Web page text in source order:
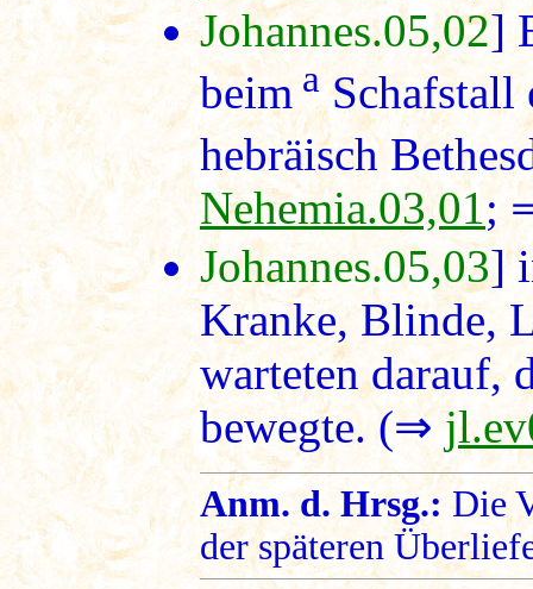
Johannes.05,02]
beimaSchafstall
hebräisch
Nehemia.03,01;
Johannes.05,03]
Kranke, Blinde,
warteten darauf,
bewegte. (⇒
Anm. d. Hrsg.: Die
der späteren